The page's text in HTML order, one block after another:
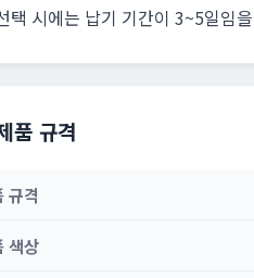
택 시에는 납기 기간이 3~5일임
품 규격
규격
색상